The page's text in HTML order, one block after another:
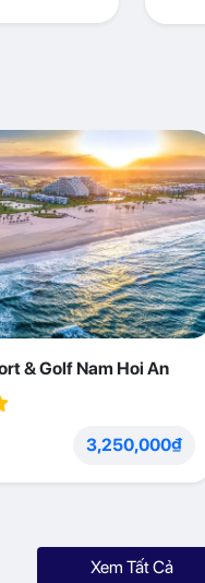
& Golf Nam Hoi An
3,250,000₫
Xem Tất Cả